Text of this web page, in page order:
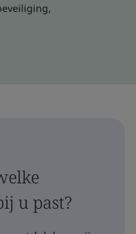
u past?